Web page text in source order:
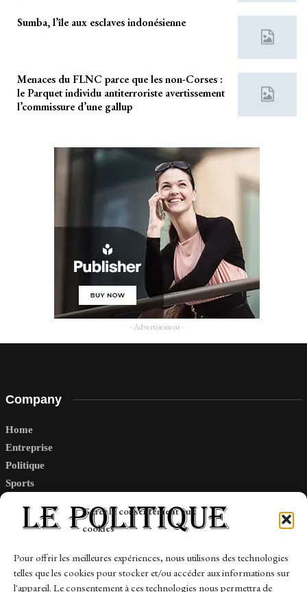
Gérer le consentement aux
cookies
Pour offrir les meilleures expériences, nous utilisons des technologies
telles que les cookies pour stocker et/ou accéder aux informations sur
l'appareil. Le consentement à ces technologies nous permettra de
Sumba, l’île aux esclaves indonésienne
Menaces du FLNC parce que les non-Corses :
le Parquet individu antiterroriste avertissement
l’commissure d’une gallup
- Advertisement -
Company
Home
Entreprise
Politique
Sports
Links